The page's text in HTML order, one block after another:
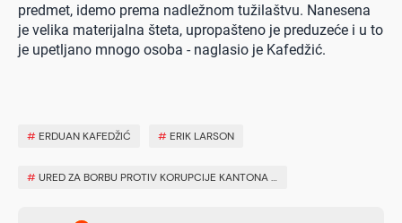
predmet, idemo prema nadležnom tužilaštvu. Nanesena
je velika materijalna šteta, upropašteno je preduzeće i u to
je upetljano mnogo osoba - naglasio je Kafedžić.
# ERDUAN KAFEDŽIĆ # ERIK LARSON
#URED ZA BORBU PROTIV KORUPCIJE KANTONA SARAJEVO